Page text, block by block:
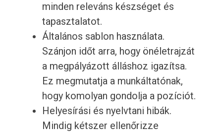
minden releváns készséget és
tapasztalatot.
Általános sablon használata.
Szánjon időt arra, hogy önéletrajzát
a megpályázott álláshoz igazítsa.
Ez megmutatja a munkáltatónak,
hogy komolyan gondolja a pozíciót.
Helyesírási és nyelvtani hibák.
Mindig kétszer ellenőrizze